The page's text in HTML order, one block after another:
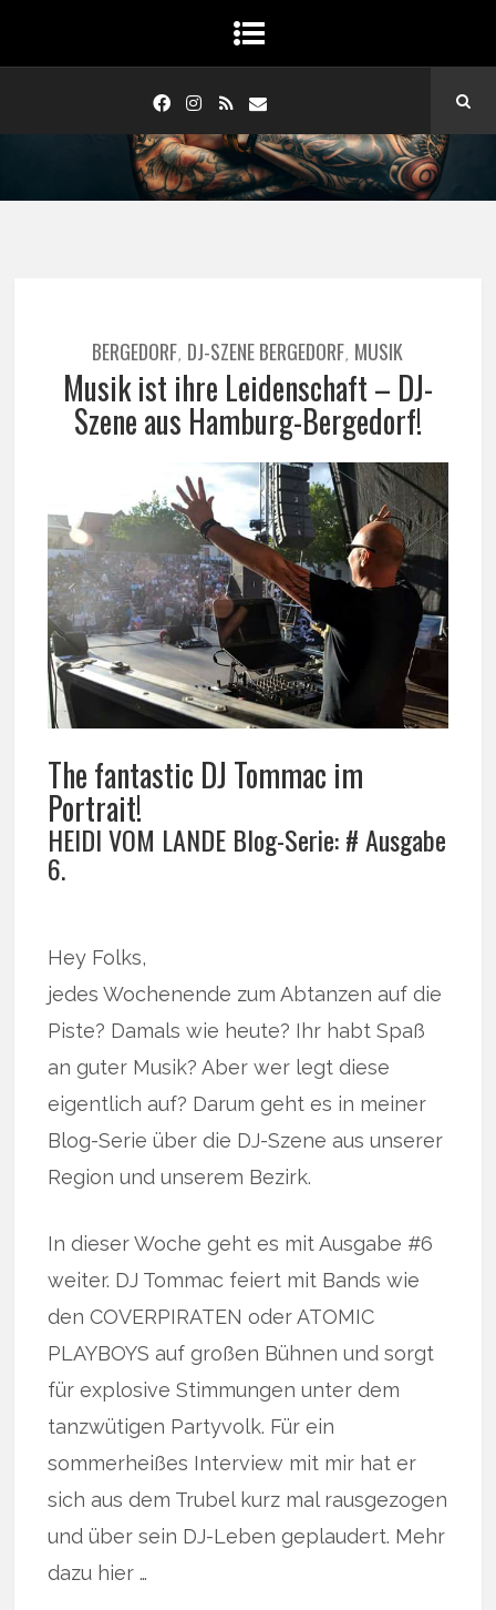
BERGEDORF, DJ-SZENE BERGEDORF, MUSIK
Musik ist ihre Leidenschaft – DJ-
Szene aus Hamburg-Bergedorf!
The fantastic DJ Tommac im
Portrait!
HEIDI VOM LANDE Blog-Serie: # Ausgabe
6.
Hey Folks,
jedes Wochenende zum Abtanzen auf die
Piste? Damals wie heute? Ihr habt Spaß
an guter Musik? Aber wer legt diese
eigentlich auf? Darum geht es in meiner
Blog-Serie über die DJ-Szene aus unserer
Region und unserem Bezirk.
In dieser Woche geht es mit Ausgabe #6
weiter. DJ Tommac feiert mit Bands wie
den COVERPIRATEN oder ATOMIC
PLAYBOYS auf großen Bühnen und sorgt
für explosive Stimmungen unter dem
tanzwütigen Partyvolk. Für ein
sommerheißes Interview mit mir hat er
sich aus dem Trubel kurz mal rausgezogen
und über sein DJ-Leben geplaudert. Mehr
dazu hier …